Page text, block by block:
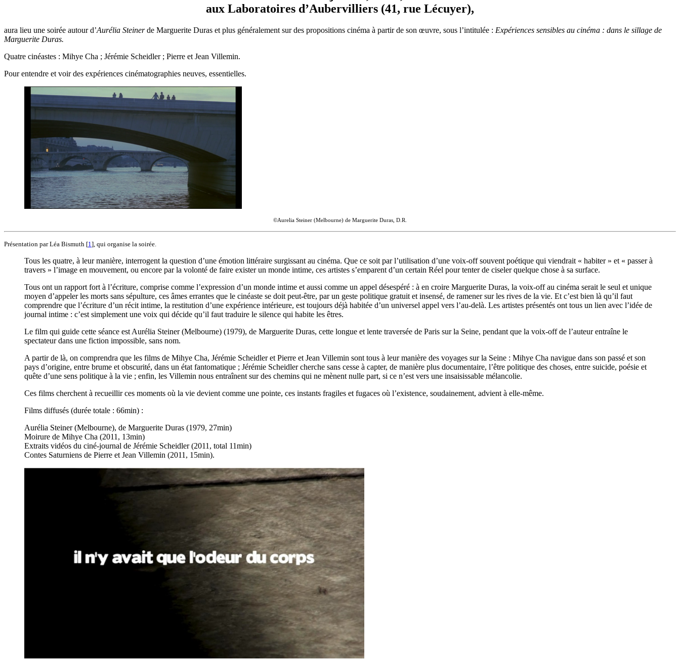
aux Laboratoires d’Aubervilliers (41, rue Lécuyer),
aura lieu une soirée autour d’Aurélia Steinerde Marguerite Duras et plus généralement sur des propositions cinéma à partir de son œuvre, sous l’intitulée : Expériences sensibles au cinéma : dans le sillage de
Marguerite Duras.
Quatre cinéastes : Mihye Cha ; Jérémie Scheidler ; Pierre et Jean Villemin.
Pour entendre et voir des expériences cinématographies neuves, essentielles.
©Aurelia Steiner (Melbourne) de Marguerite Duras, D.R.
Présentation par Léa Bismuth [1 ] , qui organise la soirée.
Tous les quatre, à leur manière, interrogent la question d’une émotion littéraire surgissant au cinéma. Que ce soit par l’utilisation d’une voix-off souvent poétique qui viendrait « habiter » et « passer à
travers » l’image en mouvement, ou encore par la volonté de faire exister un monde intime, ces artistes s’emparent d’un certain Réel pour tenter de ciseler quelque chose à sa surface.
Tous ont un rapport fort à l’écriture, comprise comme l’expression d’un monde intime et aussi comme un appel désespéré : à en croire Marguerite Duras, la voix-off au cinéma serait le seul et unique
moyen d’appeler les morts sans sépulture, ces âmes errantes que le cinéaste se doit peut-être, par un geste politique gratuit et insensé, de ramener sur les rives de la vie. Et c’est bien là qu’il faut
comprendre que l’écriture d’un récit intime, la restitution d’une expérience intérieure, est toujours déjà habitée d’un universel appel vers l’au-delà. Les artistes présentés ont tous un lien avec l’idée de
journal intime : c’est simplement une voix qui décide qu’il faut traduire le silence qui habite les êtres.
Le film qui guide cette séance est Aurélia Steiner (Melbourne) (1979), de Marguerite Duras, cette longue et lente traversée de Paris sur la Seine, pendant que la voix-off de l’auteur entraîne le
spectateur dans une fiction impossible, sans nom.
A partir de là, on comprendra que les films de Mihye Cha, Jérémie Scheidler et Pierre et Jean Villemin sont tous à leur manière des voyages sur la Seine : Mihye Cha navigue dans son passé et son
pays d’origine, entre brume et obscurité, dans un état fantomatique ; Jérémie Scheidler cherche sans cesse à capter, de manière plus documentaire, l’être politique des choses, entre suicide, poésie et
quête d’une sens politique à la vie ; enfin, les Villemin nous entraînent sur des chemins qui ne mènent nulle part, si ce n’est vers une insaisissable mélancolie.
Ces films cherchent à recueillir ces moments où la vie devient comme une pointe, ces instants fragiles et fugaces où l’existence, soudainement, advient à elle-même.
Films diffusés (durée totale : 66min) :
Aurélia Steiner (Melbourne), de Marguerite Duras (1979, 27min)
Moirure de Mihye Cha (2011, 13min)
Extraits vidéos du ciné-journal de Jérémie Scheidler (2011, total 11min)
Contes Saturniens de Pierre et Jean Villemin (2011, 15min).